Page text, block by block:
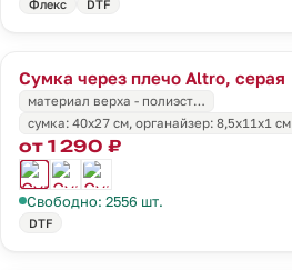
Флекс DTF
Сумка через плечо Altro, серая
материал верха - полиэст…
cумка: 40x27 см, органайзер: 8,5x11х1 см
от 1 290 ₽
Свободно: 2556 шт.
DTF